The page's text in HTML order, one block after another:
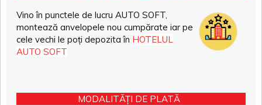
Vino în punctele de lucru AUTO SOFT,
montează anvelopele nou cumpărate iar pe
cele vechi le poți depozita în HOTELUL
AUTO SOFT
MODALITĂȚI DE PLATĂ